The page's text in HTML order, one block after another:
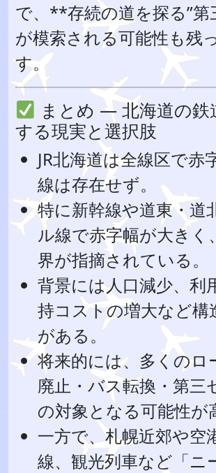
で、**存続の道を探る”第
が模索される可能性も残
す。
まとめ — 北海道の鉄
する現実と選択肢
JR北海道は全線区で赤
線は存在せず。
特に新幹線や道東・道
ル線で赤字幅が大きく
界が指摘されている。
背景には人口減少、利
持コストの増大など構
がある。
将来的には、多くのロ
廃止・バス転換・第三
の対象となる可能性が
一方で、札幌近郊や空
線、観光列車など「ニ